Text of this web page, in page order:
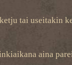
tai useitakin
aina